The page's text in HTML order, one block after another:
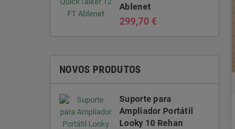
Ablenet
299,70 €
NOVOS PRODUTOS
Suporte para
Ampliador Portátil
Looky 10 Rehan